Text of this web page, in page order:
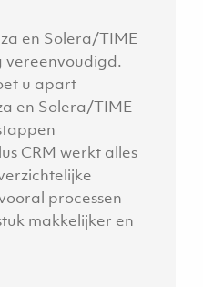
en Solera/TIME
vereenvoudigd.
u apart
en Solera/TIME
CRM werkt alles
processen
makkelijker en